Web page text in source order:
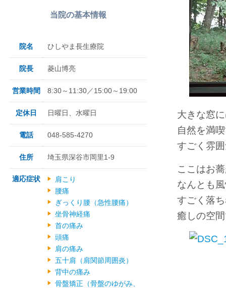
大きな窓
自然を満
すごく雰
ここはお
なんとも
すごく落
癒しの空
当院の基本情報
院名 ひしやま長生療院
院長 菱山博亮
営業時間 8:30～11:30／15:00～19:00
定休日 日曜日、水曜日
電話 048-585-4270
住所 埼玉県深谷市岡里1-9
適応症状
肩こり
腰痛
ぎっくり腰（急性腰痛）
坐骨神経痛
首の痛み
頭痛
肩の痛み
五十肩（肩関節周囲炎）
背中の痛み
骨盤矯正（骨盤のゆがみ、